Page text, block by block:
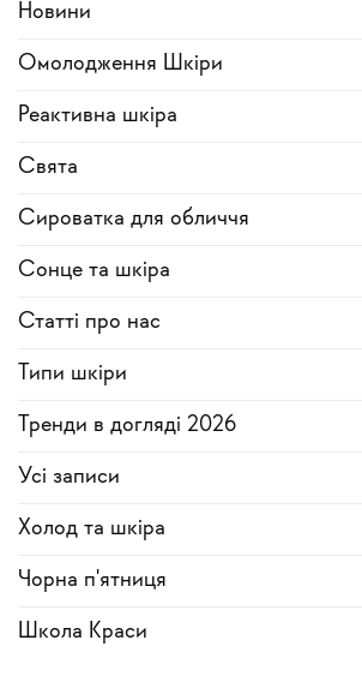
Новини
Омолодження Шкіри
Реактивна шкіра
Свята
Сироватка для обличчя
Сонце та шкіра
Статті про нас
Типи шкіри
Тренди в догляді 2026
Усi записи
Холод та шкіра
Чорна п'ятниця
Школа Краси